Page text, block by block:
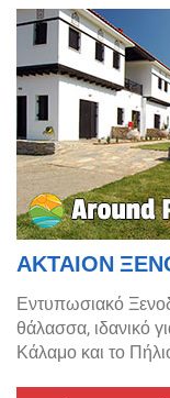
ΑΚΤΑΙΟΝ
Εντυπωσιακό
θάλασσα, ιδανικό
Κάλαμο και το